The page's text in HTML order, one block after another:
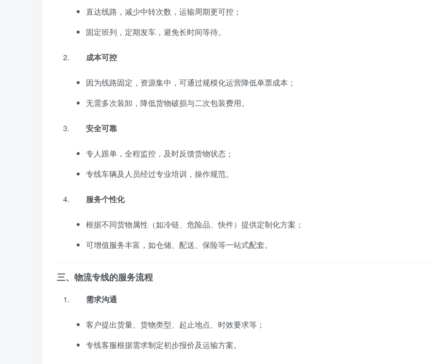
直达线路，减少中转次数，运输周期更可控；
固定班列，定期发车，避免长时间等待。
成本可控
因为线路固定，资源集中，可通过规模化运营降低单票成本；
无需多次装卸，降低货物破损与二次包装费用。
安全可靠
专人跟单，全程监控，及时反馈货物状态；
专线车辆及人员经过专业培训，操作规范。
服务个性化
根据不同货物属性（如冷链、危险品、快件）提供定制化方案；
可增值服务丰富，如仓储、配送、保险等一站式配套。
三、物流专线的服务流程
需求沟通
客户提出货量、货物类型、起止地点、时效要求等；
专线客服根据需求制定初步报价及运输方案。